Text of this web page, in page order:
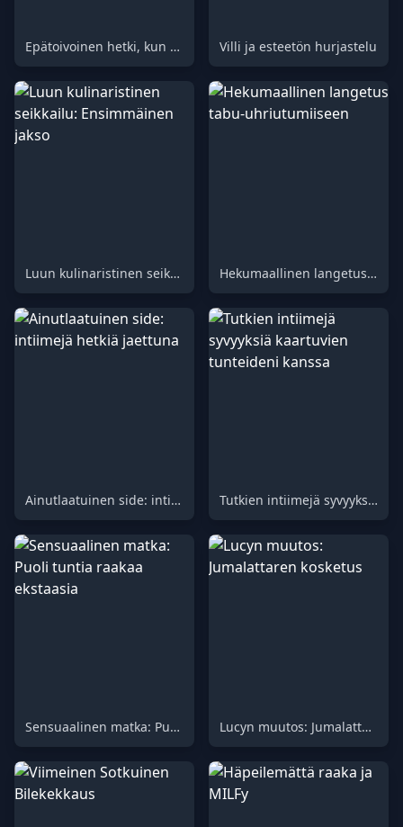
Epätoivoinen hetki, kun kissa pääsee vähille äidin käsien päälle Villi ja esteetön hurjastelu
Luun kulinaristinen seikkailu: Ensimmäinen jakso Hekumaallinen langetus tabu-uhriutumiiseen
Ainutlaatuinen side: intiimejä hetkiä jaettuna Tutkien intiimejä syvyyksiä kaartuvien tunteideni kanssa
Sensuaalinen matka: Puoli tuntia raakaa ekstaasia Lucyn muutos: Jumalattaren kosketus